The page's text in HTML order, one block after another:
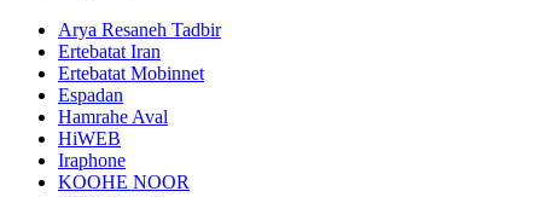
Arya Resaneh Tadbir
Ertebatat Iran
Ertebatat Mobinnet
Espadan
Hamrahe Aval
HiWEB
Iraphone
KOOHE NOOR